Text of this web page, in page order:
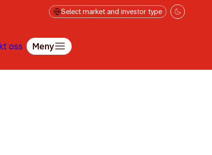
Select market and investor type
oss Meny